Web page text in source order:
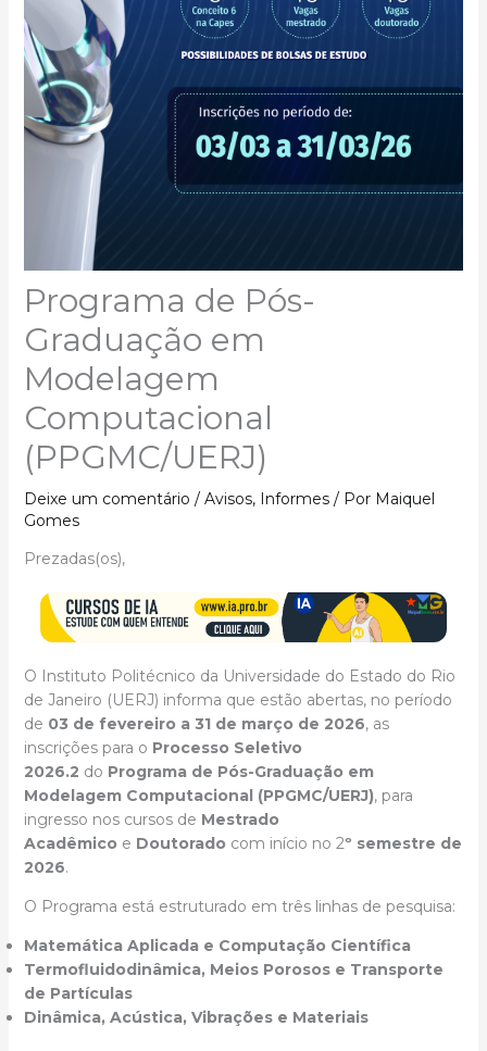
Programa de Pós-
Graduação em
Modelagem
Computacional
(PPGMC/UERJ)
Deixe um comentário / Avisos, Informes/ Por Maiquel
Gomes
Prezadas(os),
O Instituto Politécnico da Universidade do Estado do Rio
de Janeiro (UERJ) informa que estão abertas, no período
de 03 de fevereiro a 31 de março de 2026, as
inscrições para o Processo Seletivo
2026.2 do Programa de Pós-Graduação em
Modelagem Computacional (PPGMC/UERJ), para
ingresso nos cursos de Mestrado
Acadêmico e Doutorado com início no 2º semestre de
2026.
O Programa está estruturado em três linhas de pesquisa:
Matemática Aplicada e Computação Científica
Termofluidodinâmica, Meios Porosos e Transporte
de Partículas
Dinâmica, Acústica, Vibrações e Materiais